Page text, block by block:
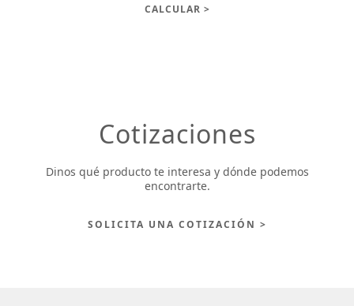
Cotizaciones
Dinos qué producto te interesa y dónde podemos
encontrarte.
SOLICITA UNA COTIZACIÓN >
CALCULAR >